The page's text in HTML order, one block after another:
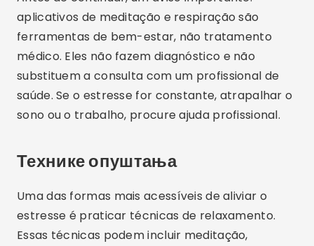
aplicativos de meditação e respiração são
ferramentas de bem-estar, não tratamento
médico. Eles não fazem diagnóstico e não
substituem a consulta com um profissional de
saúde. Se o estresse for constante, atrapalhar o
sono ou o trabalho, procure ajuda profissional.
Технике опуштања
Uma das formas mais acessíveis de aliviar o
estresse é praticar técnicas de relaxamento.
Essas técnicas podem incluir meditação,